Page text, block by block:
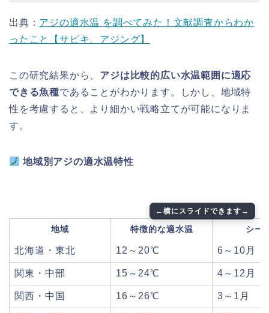
出典： アジの適水温 を調べてみた！文献調査からわか
ったこと【サビキ、アジング】
この研究結果から、 アジは比較的広い水温範囲に適応
できる魚種であることがわかります。しかし、地域特
性を考慮すると、より細かい戦略立てが可能になりま
す。
地域別アジの適水温特性
地域 特徴的な適水温 シー
北海道・東北 12～20℃ 6～10月
関東・中部 15～24℃ 4～12月
関西・中国 16～26℃ 3～1月